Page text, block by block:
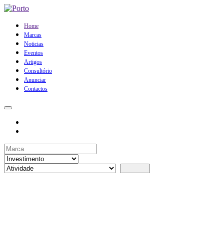
Home
Marcas
Noticias
Eventos
Artigos
Consultório
Anunciar
Contactos